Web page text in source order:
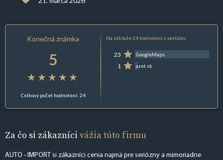
Konečná známka
5
Celkový počet hodnotení: 24
Na základe 24 hodnotení z portálov:
23 GoogleMaps
1 azet.sk
Za čo si zákazníci vážia túto firmu
AUTO - IMPORT si zákazníci cenia najmä pre seriózny a mimoriadne